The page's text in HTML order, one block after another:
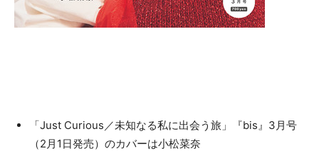
「Just Curious／未知なる私に出会う旅」『bis』3月号
（2月1日発売）のカバーは小松菜奈